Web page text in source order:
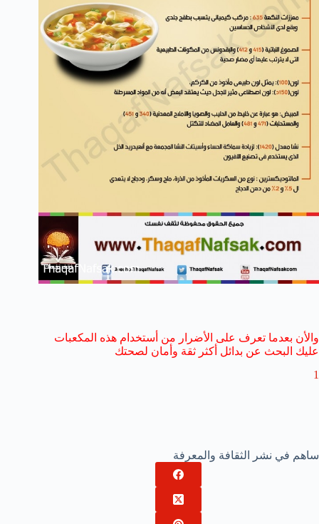
والأن بعدما تعرف على الأضرار من أستخدام هذه المكعبات
عليك البحث عن بدائل أكثر ثقة وأمان لصحتك
1
ساهم في نشر الثقافة والمعرفة